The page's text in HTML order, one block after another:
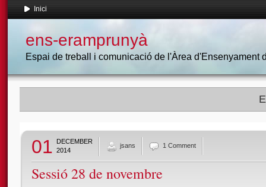
Inici
ens-eramprunyà
Espai de treball i comunicació de l'Àrea d'Ensenyament
01
DECEMBER
2014
jsans 1 Comment
Sessió 28 de novembre